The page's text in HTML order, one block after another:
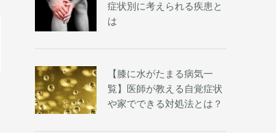
症状別に考えられる疾患と
は
【膝に水がたまる病気一
覧】医師が教える自覚症状
や家でできる対処法とは？